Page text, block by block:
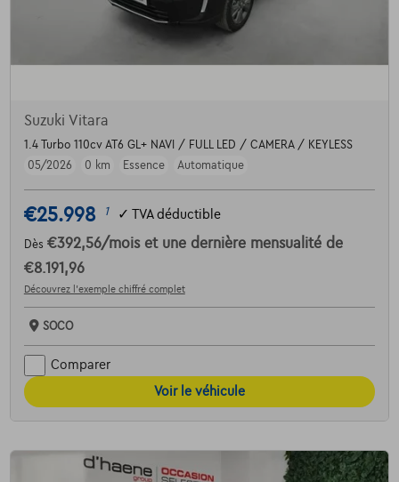
Suzuki Vitara
1.4 Turbo 110cv AT6 GL+ NAVI / FULL LED / CAMERA / KEYLESS
05/2026
0 km Essence Automatique
€25.998 1 ✓ TVA déductible
Dès €392,56/mois et une dernière mensualité de
€8.191,96
Découvrez l’exemple chiffré complet
SOCO
Comparer
Voir le véhicule